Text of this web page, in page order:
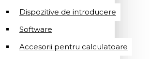
Dispozitive de introducere
Software
Accesorii pentru calculatoare